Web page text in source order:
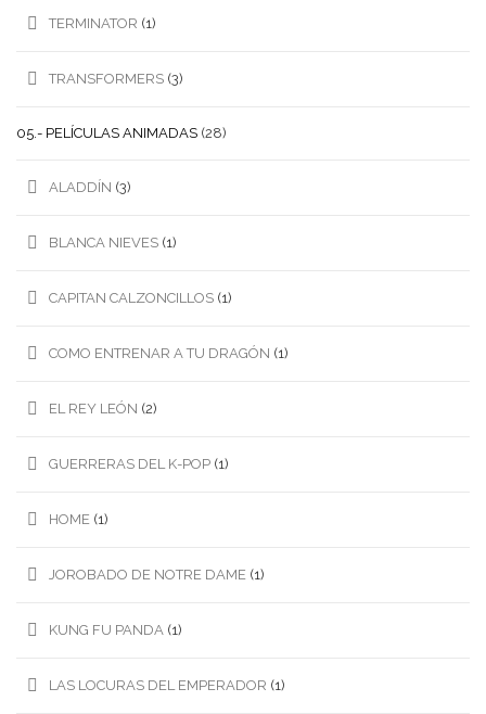
TERMINATOR (1)
TRANSFORMERS (3)
05.- PELÍCULAS ANIMADAS (28)
ALADDÍN (3)
BLANCA NIEVES (1)
CAPITAN CALZONCILLOS (1)
COMO ENTRENAR A TU DRAGÓN (1)
EL REY LEÓN (2)
GUERRERAS DEL K-POP (1)
HOME (1)
JOROBADO DE NOTRE DAME (1)
KUNG FU PANDA (1)
LAS LOCURAS DEL EMPERADOR (1)